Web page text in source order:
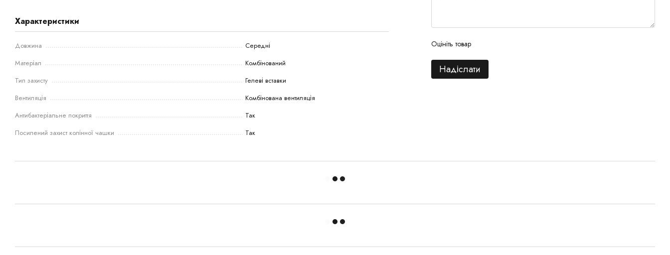
Характеристики
Довжина
Середні
Матеріал
Комбінований
Тип захисту
Гелеві вставки
Вентиляція
Комбінована вентиляція
Антибактеріальне покриття
Так
Посилений захист колінної чашки
Так
Оцініть товар
Надіслати